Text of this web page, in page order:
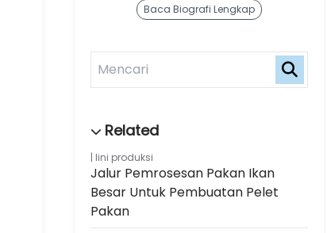
Baca Biografi Lengkap
lini produksi
Jalur Pemrosesan Pakan Ikan
Besar Untuk Pembuatan Pelet
Pakan